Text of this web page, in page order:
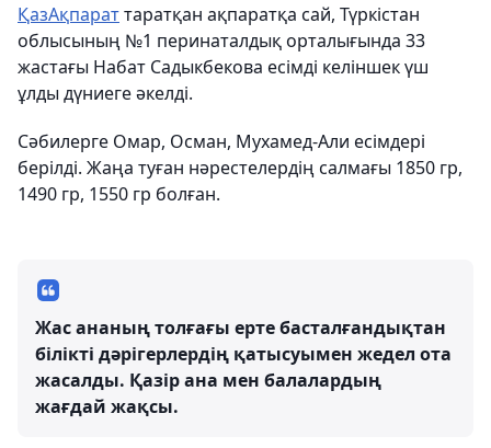
ҚазАқпараттаратқан ақпаратқа сай, Түркістан
облысының №1 перинаталдық орталығында 33
жастағы Набат Садыкбекова есімді келіншек үш
ұлды дүниеге әкелді.
Сәбилерге Омар, Осман, Мухамед-Али есімдері
берілді. Жаңа туған нәрестелердің салмағы 1850 гр,
1490 гр, 1550 гр болған.
Жас ананың толғағы ерте басталғандықтан
білікті дәрігерлердің қатысуымен жедел ота
жасалды. Қазір ана мен балалардың
жағдай жақсы.